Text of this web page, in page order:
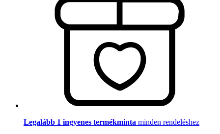
Legalább 1 ingyenes termékminta minden rendeléshez